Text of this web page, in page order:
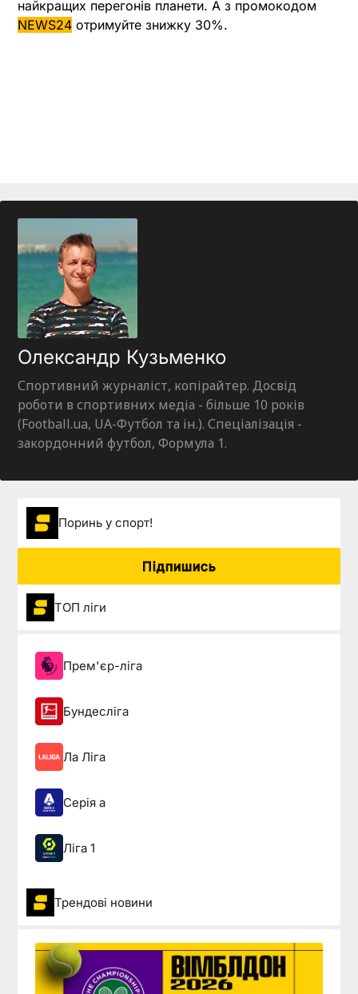
найкращих перегонів планети. А з промокодом
NEWS24 отримуйте знижку 30%.
Олександр Кузьменко
Спортивний журналіст, копірайтер. Досвід
роботи в спортивних медіа - більше 10 років
(Football.ua, UA-Футбол та ін.). Спеціалізація -
закордонний футбол, Формула 1.
Поринь у спорт!
Підпишись
ТОП ліги
Прем'єр-ліга
Бундесліга
Ла Ліга
Серія а
Ліга 1
Трендові новини